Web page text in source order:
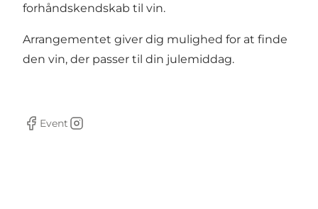
forhåndskendskab til vin.
Arrangementet giver dig mulighed for at finde
den vin, der passer til din julemiddag.
Facebook
Event
Instagram